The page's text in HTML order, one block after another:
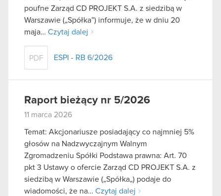
poufne Zarząd CD PROJEKT S.A. z siedzibą w
Warszawie („Spółka”) informuje, że w dniu 20
maja… Czytaj dalej
PDF ESPI - RB 6/2026
Raport bieżący nr 5/2026
11 marca 2026
Temat: Akcjonariusze posiadający co najmniej 5%
głosów na Nadzwyczajnym Walnym
Zgromadzeniu Spółki Podstawa prawna: Art. 70
pkt 3 Ustawy o ofercie Zarząd CD PROJEKT S.A. z
siedzibą w Warszawie („Spółka„) podaje do
wiadomości, że na… Czytaj dalej